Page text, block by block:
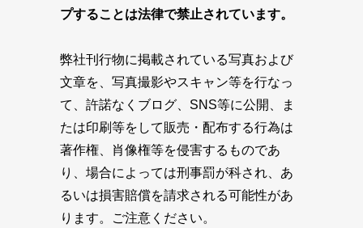
プすることは法律で禁止されています。
弊社刊行物に掲載されている写真および
文章を、写真撮影やスキャン等を行なっ
て、許諾なくブログ、SNS等に公開、ま
たは印刷等をして販売・配布する行為は
著作権、肖像権等を侵害するものであ
り、場合によっては刑事罰が科され、あ
るいは損害賠償を請求される可能性があ
ります。ご注意ください。